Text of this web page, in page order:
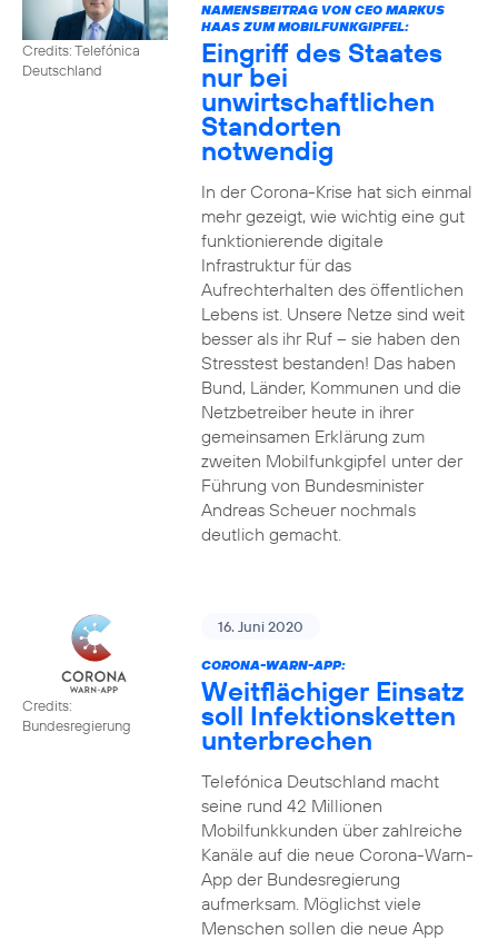
Credits: Telefónica
Deutschland
NAMENSBEITRAG VON CEO MARKUS
HAAS ZUM MOBILFUNKGIPFEL:
Eingriff des Staates
nur bei
unwirtschaftlichen
Standorten
notwendig
In der Corona-Krise hat sich einmal
mehr gezeigt, wie wichtig eine gut
funktionierende digitale
Infrastruktur für das
Aufrechterhalten des öffentlichen
Lebens ist. Unsere Netze sind weit
besser als ihr Ruf – sie haben den
Stresstest bestanden! Das haben
Bund, Länder, Kommunen und die
Netzbetreiber heute in ihrer
gemeinsamen Erklärung zum
zweiten Mobilfunkgipfel unter der
Führung von Bundesminister
Andreas Scheuer nochmals
deutlich gemacht.
Credits:
Bundesregierung
16. Juni 2020
CORONA-WARN-APP:
Weitflächiger Einsatz
soll Infektionsketten
unterbrechen
Telefónica Deutschland macht
seine rund 42 Millionen
Mobilfunkkunden über zahlreiche
Kanäle auf die neue Corona-Warn-
App der Bundesregierung
aufmerksam. Möglichst viele
Menschen sollen die neue App